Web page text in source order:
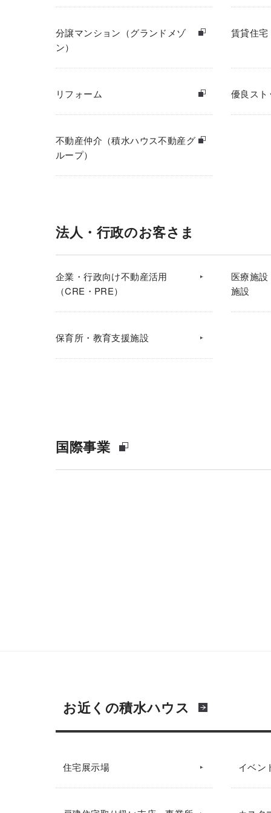
分譲マンション（グランドメゾ
ン）
賃貸住
リフォーム 優良ス
不動産仲介（積水ハウス不動産グ
ループ）
法人・行政のお客さま
企業・行政向け不動産活用
（CRE・PRE）
医療施
施設
保育所・教育支援施設
国際事業
お近くの積水ハウス
住宅展示場 イベン